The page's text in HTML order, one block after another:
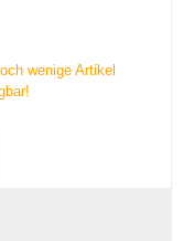
wenige Artikel